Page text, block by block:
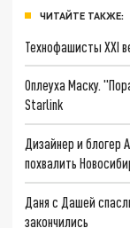
ЧИТАЙТЕ ТАКЖЕ:
Технофашисты XXI
Оплеуха Маску.
Starlink
Дизайнер и блогер
похвалить
Даня с Дашей
закончились